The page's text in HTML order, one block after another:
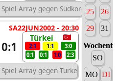
SA22JUN2002 - 20:30
0:1
Türkei
2:1 1:1
3:0
0:1
0:1 1:0 2:3
25
26
29
31
SO
MO DI